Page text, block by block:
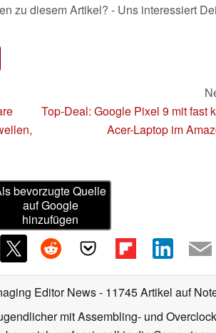
zu diesem Artikel? - Uns interessiert
Top-Deal: Google Pixel 9 mit fast
Acer-Laptop im
bevorzugte Quelle
auf Google
hinzufügen
Editor News- 11745 Artikel auf
mit Assembling- und